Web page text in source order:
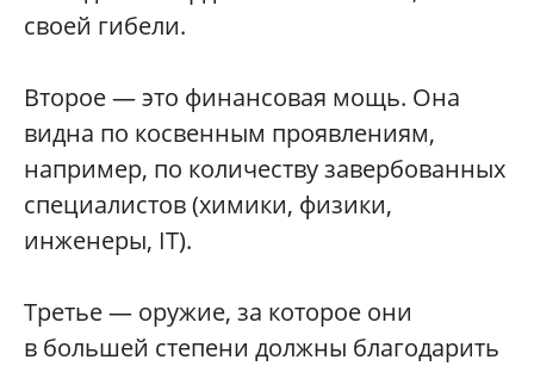
своей гибели.
Второе — это финансовая мощь. Она
видна по косвенным проявлениям,
например, по количеству завербованных
специалистов (химики, физики,
инженеры, IT).
Третье — оружие, за которое они
в большей степени должны благодарить